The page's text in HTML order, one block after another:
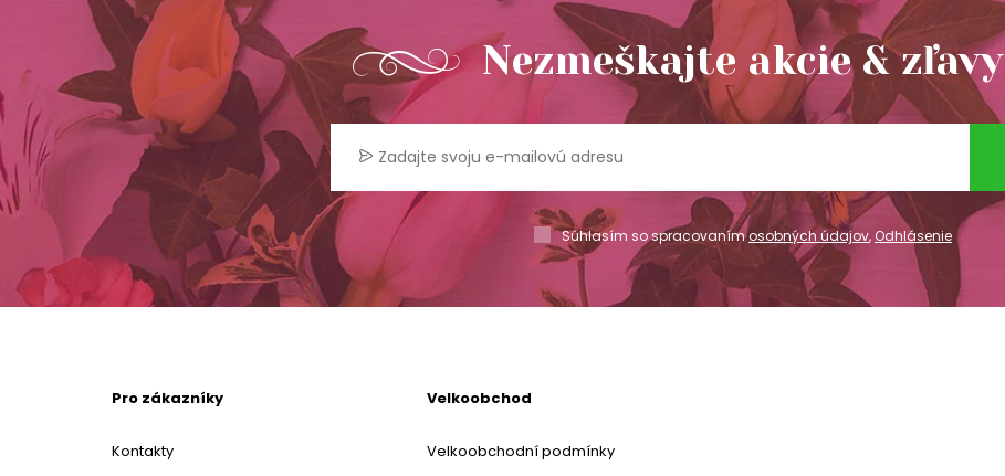
Nezmeškajte akcie & zľavy
Súhlasím so spracovanímosobných údajov,Odhlásenie
Pro zákazníky
Kontakty
Velkoobchod
Velkoobchodní podmínky